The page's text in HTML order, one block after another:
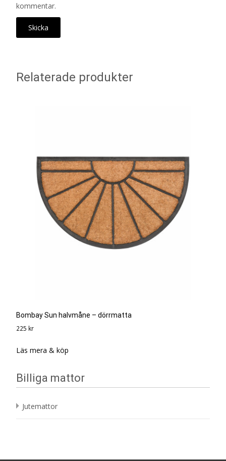
kommentar.
Relaterade produkter
Bombay Sun halvmåne – dörrmatta
225 kr
Läs mera & köp
Billiga mattor
Jutemattor